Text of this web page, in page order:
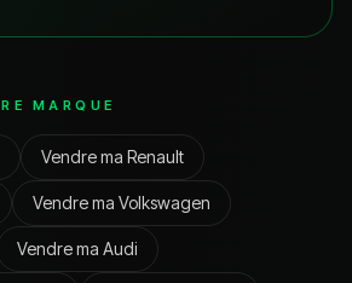
MARQUE
Vendre ma Renault
Vendre ma Volkswagen
Vendre ma Audi